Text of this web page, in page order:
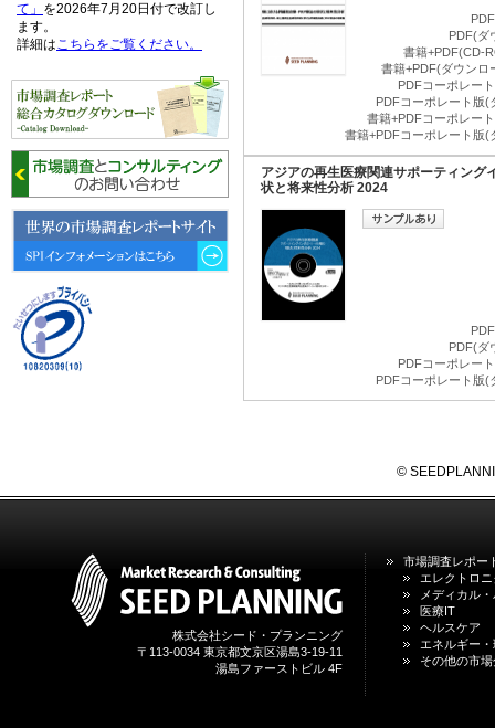
PDF(ダ
書籍+PDF(CD-
書籍+PDF(ダウンロ
PDFコーポレー
PDFコーポレート版(
書籍+PDFコーポレー
書籍+PDFコーポレート版(
アジアの再生医療関連サポーティング
状と将来性分析 2024
PDF(ダ
PDFコーポレー
PDFコーポレート版(
て」 を2026年7月20日付で改訂し
ます。
詳細はこちらをご覧ください。
2026年06月15日
6月15日、「中国の医療保険医薬
品リスト 」を発刊しました。
2026年06月01日
6月1日、「2026-27年版 5G SA、
6GにおけるIoT／サービス市場の
動向 」を発刊しました。
2026年04月30日
4月30日、「2026年版 オンライン
診療サービスの現状と将来展望 」
を発刊しました。
2026年01月13日
2025年12月20日
12月20日、「中国医薬品の流通と
日米欧企業の販売戦略 」を発刊し
©
株式会社シード・プランニング
〒113-0034 東京都文京区湯島3-19-11
湯島ファーストビル 4F
市場調査レポー
エレクトロ
メディカル
医療IT
ヘルスケア
エネルギー
その他の市